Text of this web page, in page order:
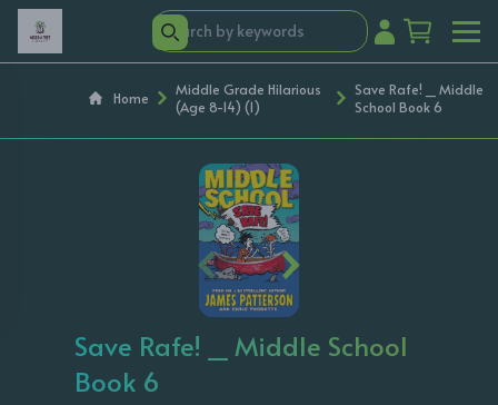
Home
Middle Grade Hilarious
(Age 8-14) (1)
Save Rafe! _ Middle
School Book 6
‹ ›
Save Rafe! _ Middle School
Book 6